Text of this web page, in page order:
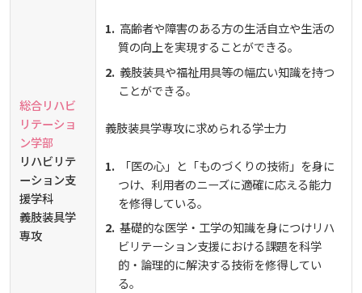
総合リハビ
リテーショ
ン学部
リハビリテ
ーション支
援学科
義肢装具学
専攻
高齢者や障害のある方の生活自立や生活の
質の向上を実現することができる。
義肢装具や福祉用具等の幅広い知識を持つ
ことができる。
義肢装具学専攻に求められる学士力
「医の心」と「ものづくりの技術」を身に
つけ、利用者のニーズに適確に応える能力
を修得している。
基礎的な医学・工学の知識を身につけリハ
ビリテーション支援における課題を科学
的・論理的に解決する技術を修得してい
る。